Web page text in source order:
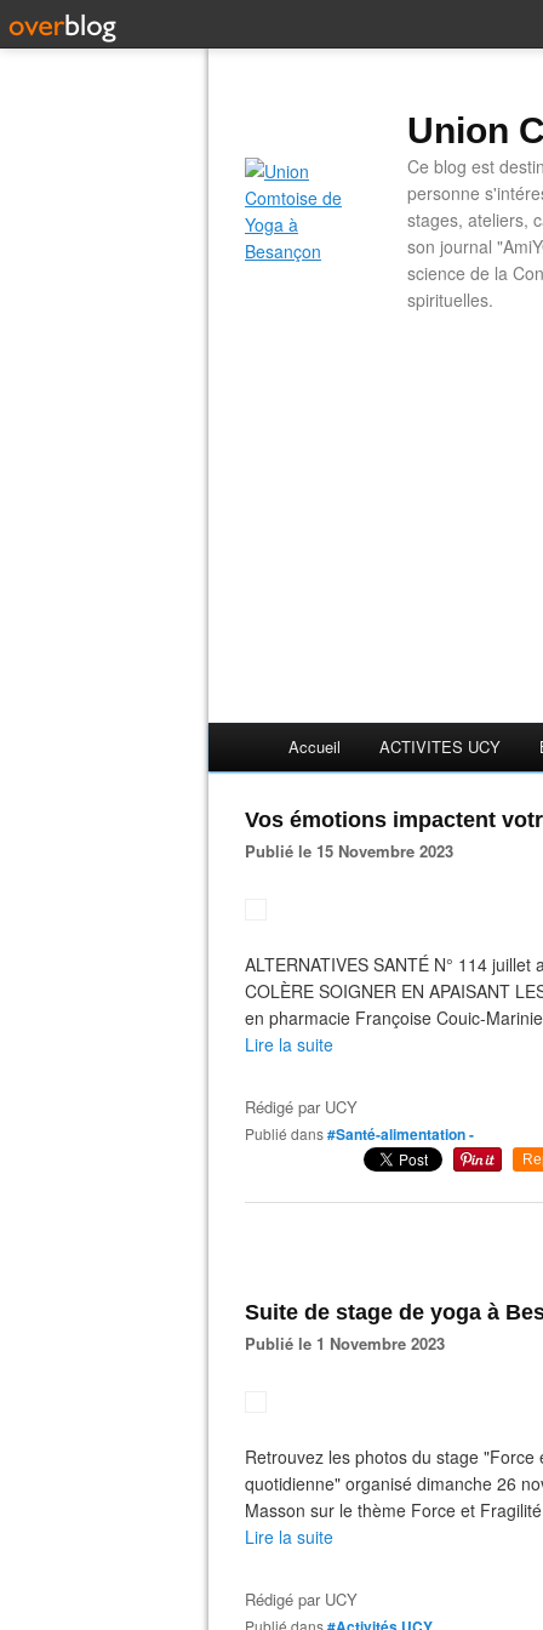
Union
Ce blog est
personne
stages, ateliers,
son journal
science de la
spirituelles.
Accueil ACTIVITES UCY
Vos émotions impactent
Publié le 15 Novembre 2023
ALTERNATIVES SANTÉ N° 114
COLÈRE SOIGNER EN APAISANT
en pharmacie Françoise Couic-
Lire la suite
Rédigé par UCY
Publié dans#Santé-alimentation -
Suite de stage de yoga à
Publié le 1 Novembre 2023
Retrouvez les photos du stage
quotidienne" organisé dimanche 26
Masson sur le thème Force et
Lire la suite
Rédigé par UCY
Publié dans